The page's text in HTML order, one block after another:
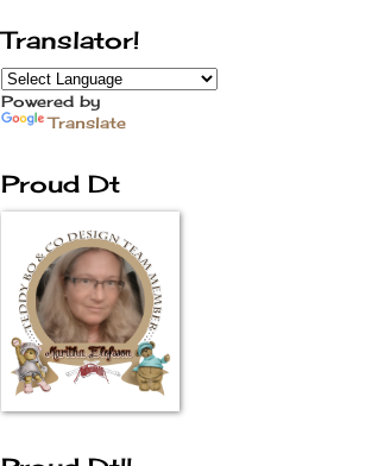
Translator!
Powered by
Translate
Proud Dt